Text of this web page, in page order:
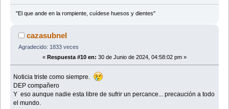
"El que ande en la rompiente, cuídese huesos y dientes"
cazasubnel
Agradecido: 1833 veces
« Respuesta #10 en: 30 de Junio de 2024, 04:58:02 pm »
Noticia triste como siempre.
DEP compañero
Y eso aunque nadie esta libre de sufrir un percance... precaución a todo
el mundo.